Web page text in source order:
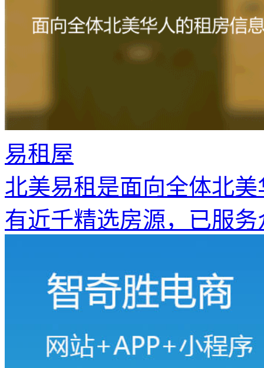
易租屋
北美易租是面向全体北
有近千精选房源，已服